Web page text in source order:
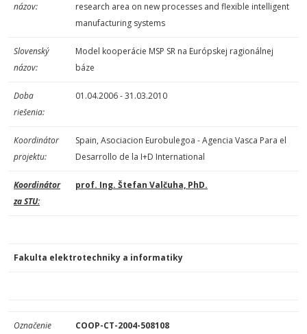
názov:
research area on new processes and flexible intelligent
manufacturing systems
Slovenský
názov:
Model kooperácie MSP SR na Európskej ragionálnej
báze
Doba
riešenia:
01.04.2006 - 31.03.2010
Koordinátor
projektu:
Spain, Asociacion Eurobulegoa - Agencia Vasca Para el
Desarrollo de la I+D International
Koordinátor
za STU:
prof. Ing. Štefan Valčuha, PhD.
Fakulta elektrotechniky a informatiky
Označenie
COOP-CT-2004-508108